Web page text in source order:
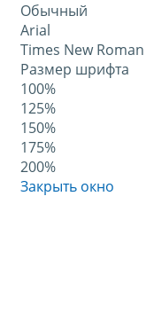
Обычный
Arial
Times New Roman
Размер шрифта
100%
125%
150%
175%
200%
Закрыть окно